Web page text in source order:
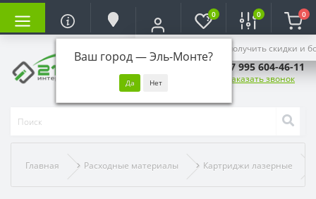
Ваш город —Эль-Монте?
Войдите, чтобы получить скидки и
0 0 0
+7 995 604-46-11
Заказать звонок
Главная Расходные материалы Картриджи лазерные